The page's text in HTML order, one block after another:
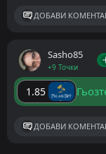
ДОБАВИ
Sasho85
+9 Точки
1.85
ДОБАВИ